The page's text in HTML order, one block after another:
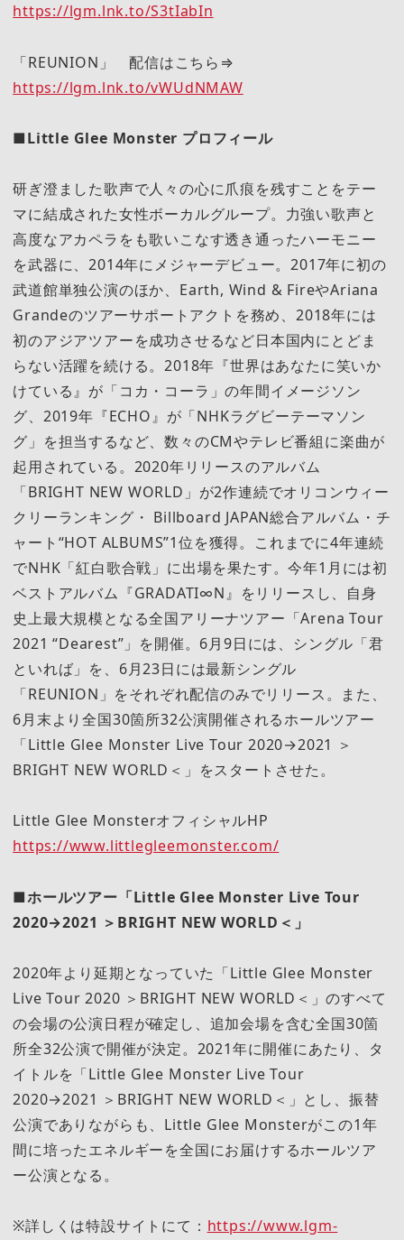
https://lgm.lnk.to/S3tIabIn
「REUNION」 配信はこちら⇒
https://lgm.lnk.to/vWUdNMAW
■Little Glee Monster プロフィール
研ぎ澄ました歌声で人々の心に爪痕を残すことをテー
マに結成された女性ボーカルグループ。力強い歌声と
高度なアカペラをも歌いこなす透き通ったハーモニー
を武器に、2014年にメジャーデビュー。2017年に初の
武道館単独公演のほか、Earth, Wind & FireやAriana
Grandeのツアーサポートアクトを務め、2018年には
初のアジアツアーを成功させるなど日本国内にとどま
らない活躍を続ける。2018年『世界はあなたに笑いか
けている』が「コカ・コーラ」の年間イメージソン
グ、2019年『ECHO』が「NHKラグビーテーマソン
グ」を担当するなど、数々のCMやテレビ番組に楽曲が
起用されている。2020年リリースのアルバム
「BRIGHT NEW WORLD」が2作連続でオリコンウィー
クリーランキング・ Billboard JAPAN総合アルバム・チ
ャート“HOT ALBUMS”1位を獲得。これまでに4年連続
でNHK「紅白歌合戦」に出場を果たす。今年1月には初
ベストアルバム『GRADATI∞N』をリリースし、自身
史上最大規模となる全国アリーナツアー「Arena Tour
2021 “Dearest”」を開催。6月9日には、シングル「君
といれば」を、6月23日には最新シングル
「REUNION」をそれぞれ配信のみでリリース。また、
6月末より全国30箇所32公演開催されるホールツアー
「Little Glee Monster Live Tour 2020→2021 ＞
BRIGHT NEW WORLD＜」をスタートさせた。
Little Glee MonsterオフィシャルHP
https://www.littlegleemonster.com/
■ホールツアー「Little Glee Monster Live Tour
2020→2021 ＞BRIGHT NEW WORLD＜」
2020年より延期となっていた「Little Glee Monster
Live Tour 2020 ＞BRIGHT NEW WORLD＜」のすべて
の会場の公演日程が確定し、追加会場を含む全国30箇
所全32公演で開催が決定。2021年に開催にあたり、タ
イトルを「Little Glee Monster Live Tour
2020→2021 ＞BRIGHT NEW WORLD＜」とし、振替
公演でありながらも、Little Glee Monsterがこの1年
間に培ったエネルギーを全国にお届けするホールツア
ー公演となる。
※詳しくは特設サイトにて： https://www.lgm-